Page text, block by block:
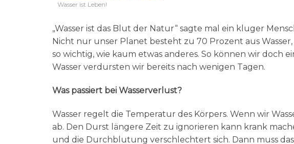
Wasser ist Leben!
„Wasser ist das Blut der Natur“ sagte mal ein kluger
Nicht nur unser Planet besteht zu 70 Prozent aus
so wichtig, wie kaum etwas anderes. So können wir doch
Wasser verdursten wir bereits nach wenigen Tagen.
Was passiert bei Wasserverlust?
Wasser regelt die Temperatur des Körpers. Wenn wir
ab. Den Durst längere Zeit zu ignorieren kann krank
und die Durchblutung verschlechtert sich. Dann muss